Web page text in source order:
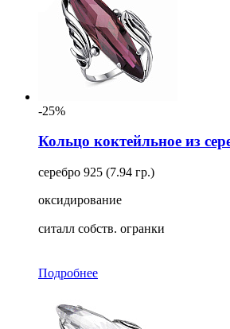
-25%
Кольцо коктейльное из
серебро 925 (7.94 гр.)
оксидирование
ситалл собств. огранки
Подробнее